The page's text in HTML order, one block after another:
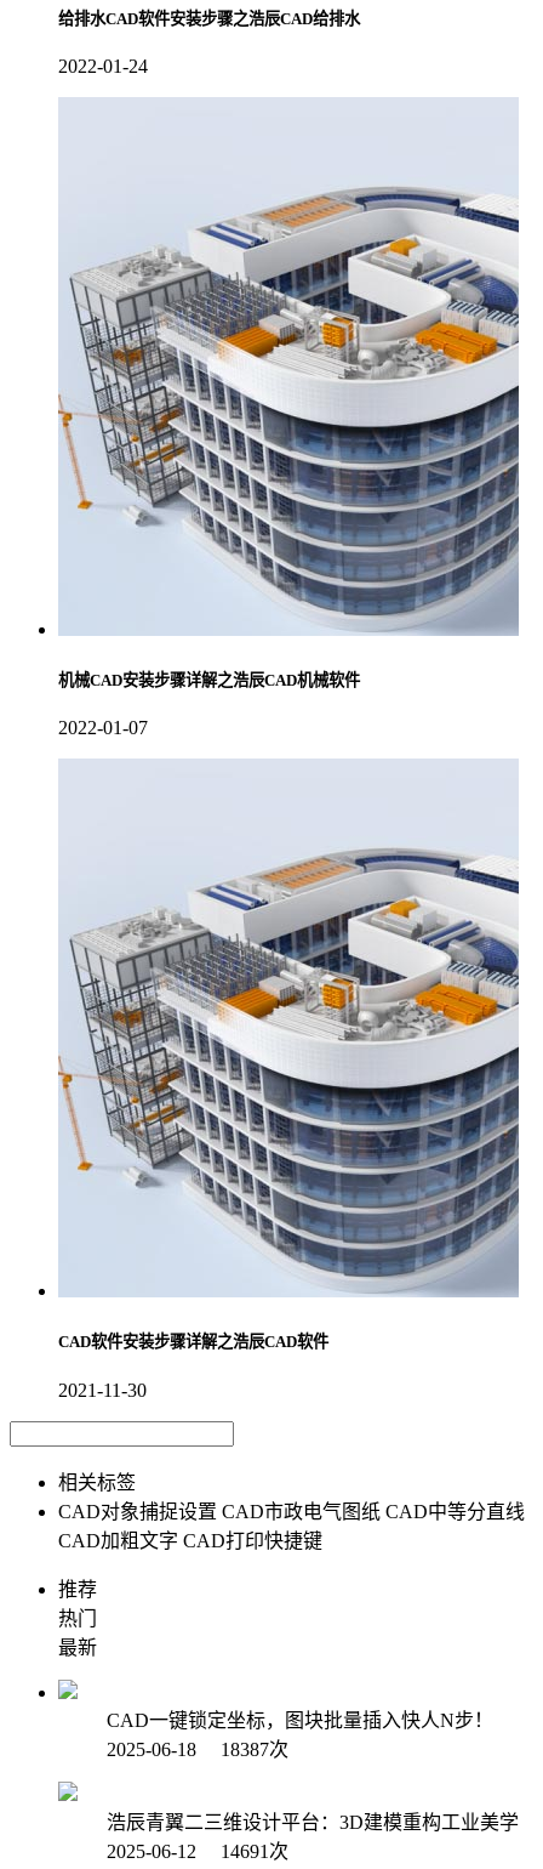
给排水CAD软件安装步骤之浩辰CAD给排水
2022-01-24
机械CAD安装步骤详解之浩辰CAD机械软件
2022-01-07
CAD软件安装步骤详解之浩辰CAD软件
2021-11-30
相关标签
CAD对象捕捉设置 CAD市政电气图纸 CAD中等分直线
CAD加粗文字 CAD打印快捷键
推荐
热门
最新
CAD一键锁定坐标，图块批量插入快人N步！
2025-06-18 18387次
浩辰青翼二三维设计平台：3D建模重构工业美学
2025-06-12 14691次